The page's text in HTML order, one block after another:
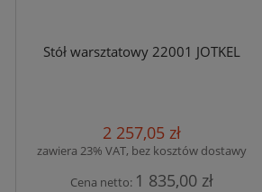
Stół warsztatowy 22001 JOTKEL
2 257,05 zł
zawiera 23% VAT, bez kosztów dostawy
Cena netto: 1 835,00 zł